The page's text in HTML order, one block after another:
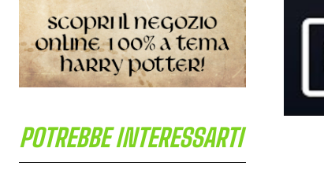
POTREBBE INTERESSARTI